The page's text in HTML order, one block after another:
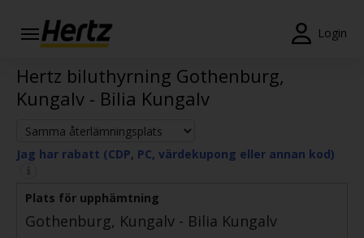
Login
Påbörja
bokning
Ändra
eller
avboka
Begär
Hertz biluthyrning Gothenburg,
Kungalv - Bilia Kungalv
Jag har rabatt (CDP, PC, värdekupong eller annan kod)
Plats för upphämtning